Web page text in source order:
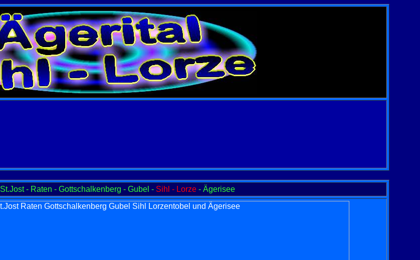
St.Jost - Raten - Gottschalkenberg - Gubel - Sihl - Lorze - Ägerisee